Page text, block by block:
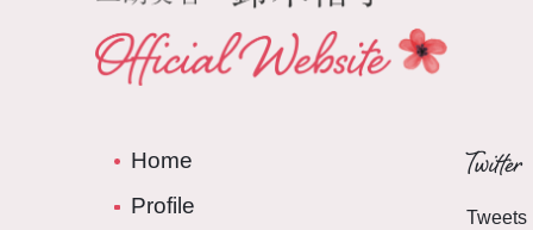
Home
Profile
Twitter
Tweets